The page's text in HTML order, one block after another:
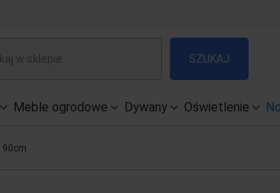
SZUKAJ
Meble ogrodowe Dywany Oświetlenie
90cm